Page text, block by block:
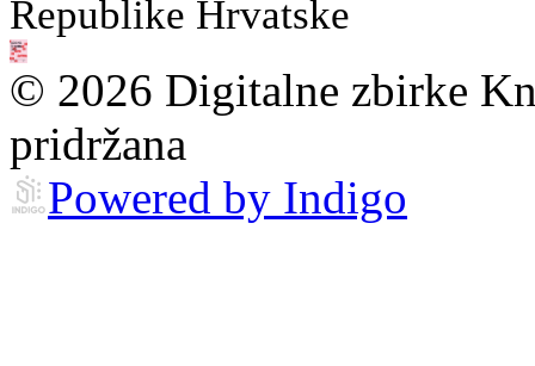
Republike Hrvatske
© 2026 Digitalne zbirke
pridržana
Powered by Indigo